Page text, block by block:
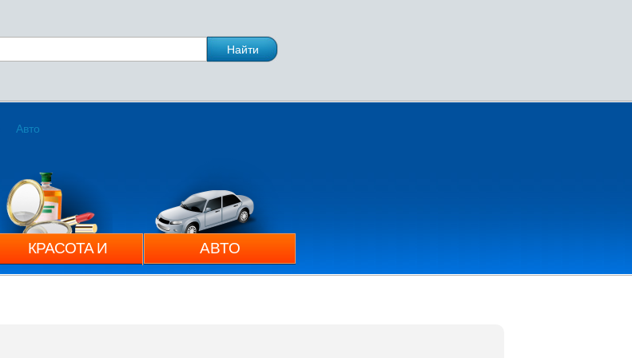
Авто
КРАСОТА И
ЗДОРОВЬЕ
АВТО